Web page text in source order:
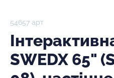
54657 арт
SWEDX 65"